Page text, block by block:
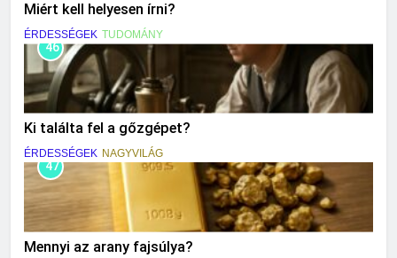
Miért kell helyesen írni?
ÉRDESSÉGEK TUDOMÁNY
46
Ki találta fel a gőzgépet?
ÉRDESSÉGEK NAGYVILÁG
47
Mennyi az arany fajsúlya?